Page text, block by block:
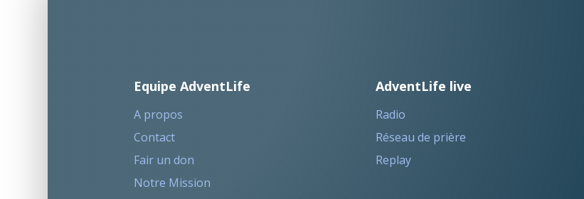
Equipe AdventLife
A propos
Contact
Fair un don
Notre Mission
AdventLife live
Radio
Réseau de prière
Replay